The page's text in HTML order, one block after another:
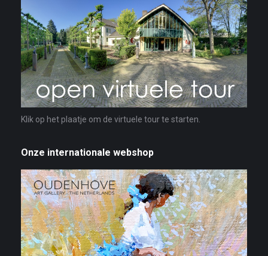
Klik op het plaatje om de virtuele tour te starten.
Onze internationale webshop